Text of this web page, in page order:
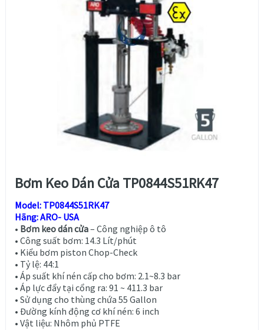
Bơm Keo Dán Cửa TP0844S51RK47
Model: TP0844S51RK47
Hãng: ARO- USA
• Bơm keo dán cửa– Công nghiệp ô tô
• Công suất bơm: 14.3 Lít/phút
• Kiểu bơm piston Chop-Check
• Tỷ lệ: 44:1
• Áp suất khí nén cấp cho bơm: 2.1~8.3 bar
• Áp lực đẩy tại cổng ra: 91 ~ 411.3 bar
• Sử dụng cho thùng chứa 55 Gallon
• Đường kính động cơ khí nén: 6 inch
• Vật liệu: Nhôm phủ PTFE